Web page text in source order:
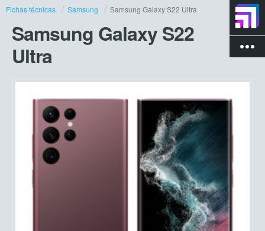
more_vert
Fichas técnicas Samsung Samsung Galaxy S22 Ultra
Samsung Galaxy S22
Ultra